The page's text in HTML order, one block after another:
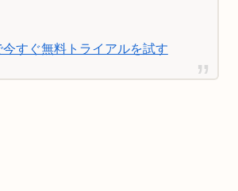
すぐ無料トライアルを試す